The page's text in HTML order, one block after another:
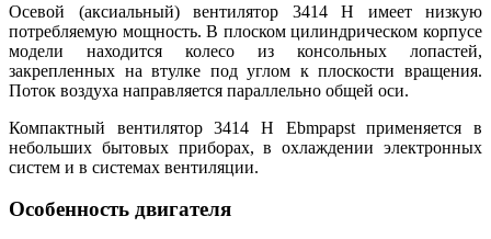
Осевой (аксиальный) вентилятор 3414 H имеет низкую
потребляемую мощность. В плоском цилиндрическом корпусе
модели находится колесо из консольных лопастей,
закрепленных на втулке под углом к плоскости вращения.
Поток воздуха направляется параллельно общей оси.
Компактный вентилятор 3414 H Ebmpapst применяется в
небольших бытовых приборах, в охлаждении электронных
систем и в системах вентиляции.
Особенность двигателя